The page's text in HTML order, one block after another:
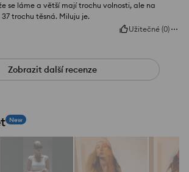
se láme a větší mají trochu volnosti, ale na
trochu těsná. Miluju je.
Užitečné (0)
Zobrazit další recenze
New